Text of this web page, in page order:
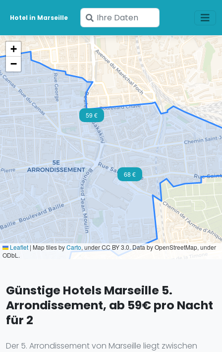
Hotel in Marseille
Geben
Sie
Ihre
Daten
ein
59 €
68 €
+
−
Leaflet | Map tiles byCarto, under CC BY 3.0. Data by OpenStreetMap, under
ODbL.
Günstige Hotels Marseille 5.
Arrondissement, ab 59€ pro Nacht
für 2
Der 5. Arrondissement von Marseille liegt zwischen